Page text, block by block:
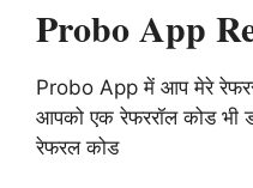
Probo App
Probo App में आप मेरे
आपको एक रेफररॉल कोड भी
रेफरल कोड